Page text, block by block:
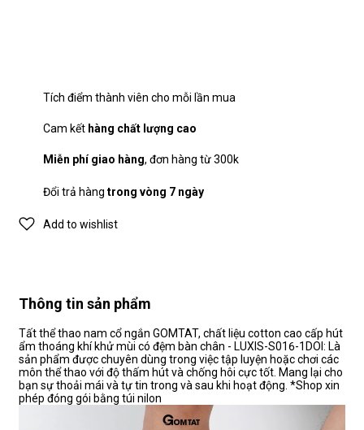
Cam kết hàng chất lượng cao
Miễn phí giao hàng, đơn hàng từ 300k
Đổi trả hàng trong vòng 7 ngày
Add to wishlist
Tích điểm thành viên cho mỗi lần mua
Thông tin sản phẩm
Tất thể thao nam cổ ngắn GOMTAT, chất liệu cotton cao cấp hút
ẩm thoáng khí khử mùi có đệm bàn chân - LUXIS-S016-1DOI: Là
sản phẩm được chuyên dùng trong việc tập luyện hoặc chơi các
môn thể thao với độ thấm hút và chống hôi cực tốt. Mang lại cho
bạn sự thoải mái và tự tin trong và sau khi hoạt động. *Shop xin
phép đóng gói bằng túi nilon